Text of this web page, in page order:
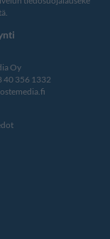
Oy
40 356 1332